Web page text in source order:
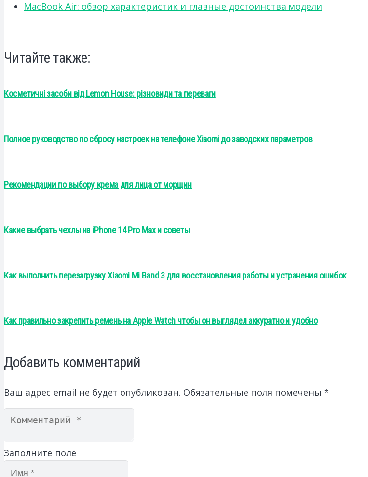
MacBook Air: обзор характеристик и главные достоинства модели
Читайте также:
Косметичні засоби від Lemon House: різновиди та переваги
Полное руководство по сбросу настроек на телефоне Xiaomi до заводских параметров
Рекомендации по выбору крема для лица от морщин
Какие выбрать чехлы на iPhone 14 Pro Max и советы
Как выполнить перезагрузку Xiaomi Mi Band 3 для восстановления работы и устранения ошибок
Как правильно закрепить ремень на Apple Watch чтобы он выглядел аккуратно и удобно
Добавить комментарий
Ваш адрес email не будет опубликован. Обязательные поля помечены *
Заполните поле